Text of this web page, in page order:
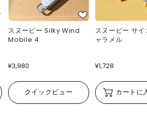
スヌーピー Silky Wind
Mobile 4
¥3,980
クイックビュー
スヌーピー サ
ャラメル
¥1,728
カートに